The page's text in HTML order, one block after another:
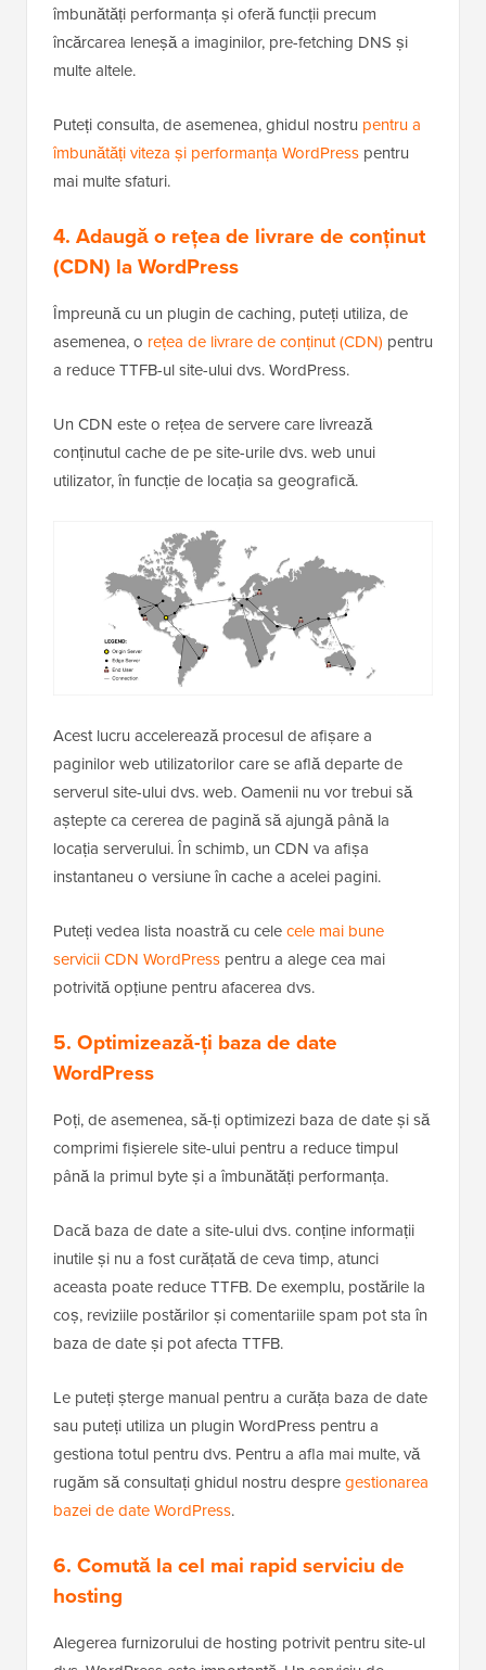
îmbunătăți performanța și oferă funcții precum
încărcarea leneșă a imaginilor, pre-fetching DNS și
multe altele.
Puteți consulta, de asemenea, ghidul nostru pentru a
îmbunătăți viteza și performanța WordPress pentru
mai multe sfaturi.
4. Adaugă o rețea de livrare de conținut
(CDN) la WordPress
Împreună cu un plugin de caching, puteți utiliza, de
asemenea, o rețea de livrare de conținut (CDN) pentru
a reduce TTFB-ul site-ului dvs. WordPress.
Un CDN este o rețea de servere care livrează
conținutul cache de pe site-urile dvs. web unui
utilizator, în funcție de locația sa geografică.
Acest lucru accelerează procesul de afișare a
paginilor web utilizatorilor care se află departe de
serverul site-ului dvs. web. Oamenii nu vor trebui să
aștepte ca cererea de pagină să ajungă până la
locația serverului. În schimb, un CDN va afișa
instantaneu o versiune în cache a acelei pagini.
Puteți vedea lista noastră cu celecele mai bune
servicii CDN WordPress pentru a alege cea mai
potrivită opțiune pentru afacerea dvs.
5. Optimizează-ți baza de date
WordPress
Poți, de asemenea, să-ți optimizezi baza de date și să
comprimi fișierele site-ului pentru a reduce timpul
până la primul byte și a îmbunătăți performanța.
Dacă baza de date a site-ului dvs. conține informații
inutile și nu a fost curățată de ceva timp, atunci
aceasta poate reduce TTFB. De exemplu, postările la
coș, reviziile postărilor și comentariile spam pot sta în
baza de date și pot afecta TTFB.
Le puteți șterge manual pentru a curăța baza de date
sau puteți utiliza un plugin WordPress pentru a
gestiona totul pentru dvs. Pentru a afla mai multe, vă
rugăm să consultați ghidul nostru despregestionarea
bazei de date WordPress.
6. Comută la cel mai rapid serviciu de
hosting
Alegerea furnizorului de hosting potrivit pentru site-ul